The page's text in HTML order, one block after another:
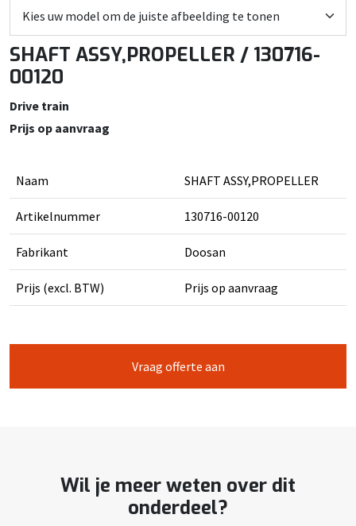
SHAFT ASSY,PROPELLER / 130716-
00120
Drive train
Prijs op aanvraag
Naam SHAFT ASSY,PROPELLER
Artikelnummer 130716-00120
Fabrikant Doosan
Prijs (excl. BTW) Prijs op aanvraag
Vraag offerte aan
Wil je meer weten over dit
onderdeel?